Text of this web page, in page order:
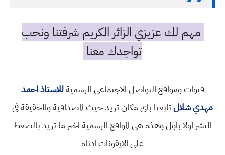
مهم لك عزيزي الزائر الكريم شرفتنا ونحب
تواجدك معنا
قنوات ومواقع التواصل الاجتماعي الرسميةللاستاذ احمد
مهدي شلالتابعنا باي مكان تريد حيث المصداقية والحقيقة في
النشر اولا باول وهذه هي المواقع الرسمية اختر ما تريد بالضغط
على الايقونات ادناه